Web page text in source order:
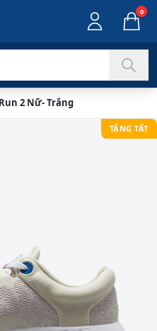
0
2 Nữ- Trắng
TẶNG TẤT